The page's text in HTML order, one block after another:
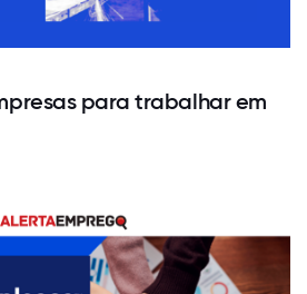
para trabalhar em